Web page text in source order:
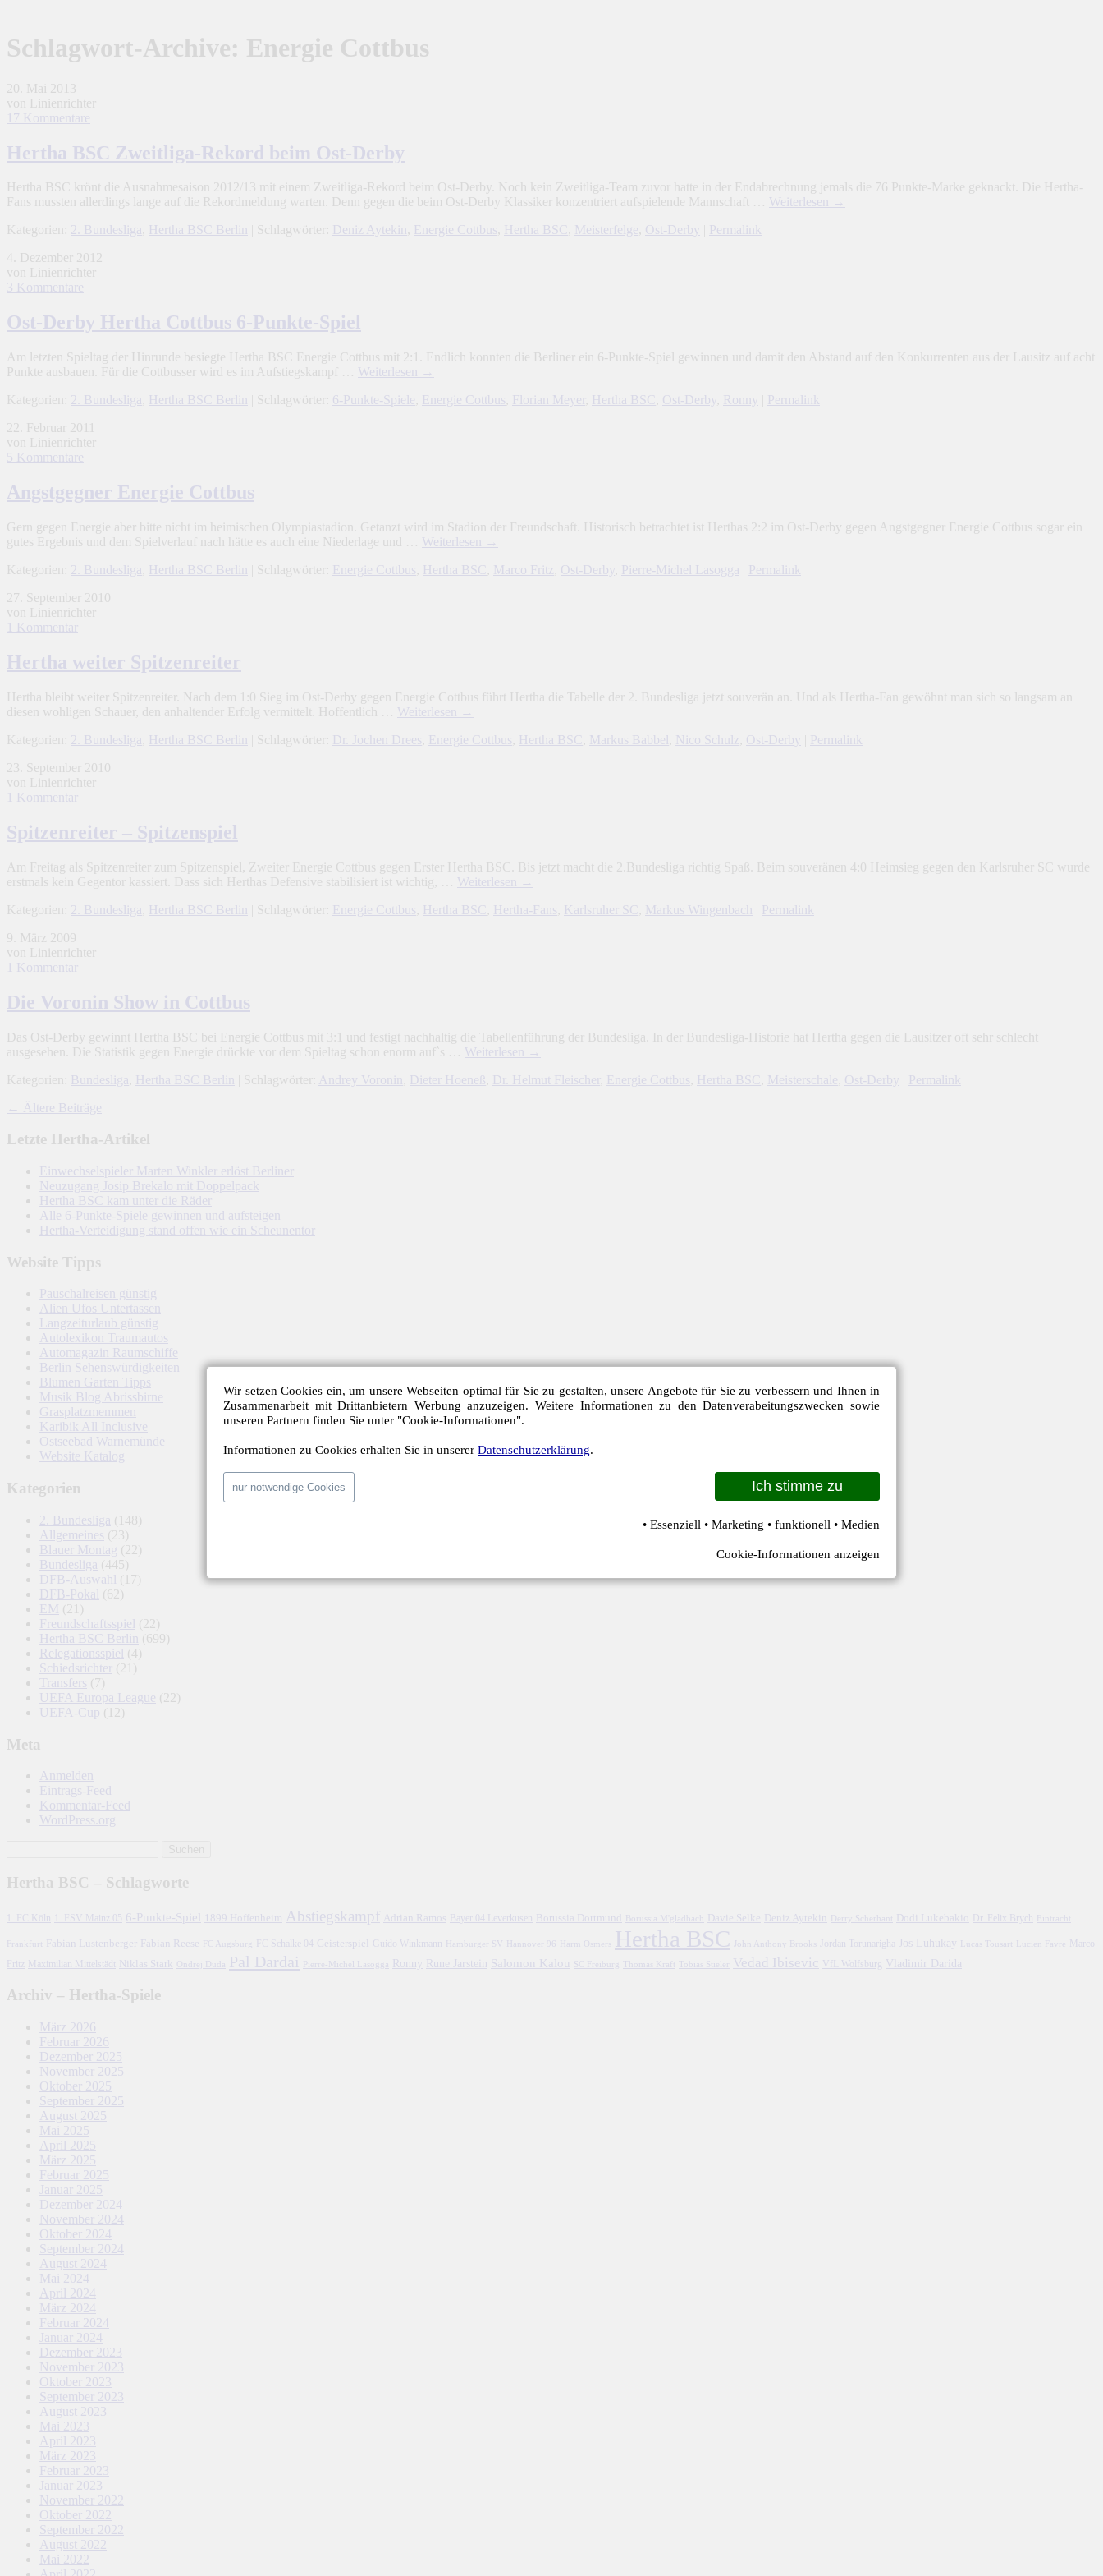
Schlagwort-Archive: Energie Cottbus
20. Mai 2013
von Linienrichter
17 Kommentare
Hertha BSC Zweitliga-Rekord beim Ost-Derby
Hertha BSC krönt die Ausnahmesaison 2012/13 mit einem Zweitliga-Rekord beim Ost-Derby. Noch kein Zweitliga-Team zuvor hatte in der Endabrechnung jemals die 76 Punkte-Marke geknackt. Die Hertha-
Fans mussten allerdings lange auf die Rekordmeldung warten. Denn gegen die beim Ost-Derby Klassiker konzentriert aufspielende Mannschaft … Weiterlesen →
Kategorien: 2. Bundesliga, Hertha BSC Berlin | Schlagwörter: Deniz Aytekin, Energie Cottbus, Hertha BSC , Meisterfelge, Ost-Derby
Permalink
4. Dezember 2012
von Linienrichter
3 Kommentare
Ost-Derby Hertha Cottbus 6-Punkte-Spiel
Am letzten Spieltag der Hinrunde besiegte Hertha BSC Energie Cottbus mit 2:1. Endlich konnten die Berliner ein 6-Punkte-Spiel gewinnen und damit den Abstand auf den Konkurrenten aus der Lausitz auf acht
Punkte ausbauen. Für die Cottbusser wird es im Aufstiegskampf … Weiterlesen
→
Kategorien:
2. Bundesliga Hertha BSC Berlin | Schlagwörter: 6-Punkte-Spiele Energie Cottbus Florian Meyer Hertha BSC Ost-Derby Ronny
Permalink
22. Februar 2011
von Linienrichter
5 Kommentare
Angstgegner Energie Cottbus
Gern gegen Energie aber bitte nicht im heimischen Olympiastadion. Getanzt wird im Stadion der Freundschaft. Historisch betrachtet ist Herthas 2:2 im Ost-Derby gegen Angstgegner Energie Cottbus sogar ein
gutes Ergebnis und dem Spielverlauf nach hätte es auch eine Niederlage und … Weiterlesen
→
Kategorien:
2. Bundesliga Hertha BSC Berlin | Schlagwörter: Energie Cottbus Hertha BSC Marco Fritz Ost-Derby Pierre-Michel Lasogga
Permalink
27. September 2010
von Linienrichter
1 Kommentar
Hertha weiter Spitzenreiter
Hertha bleibt weiter Spitzenreiter. Nach dem 1:0 Sieg im Ost-Derby gegen Energie Cottbus führt Hertha die Tabelle der 2. Bundesliga jetzt souverän an. Und als Hertha-Fan gewöhnt man sich so langsam an
diesen wohligen Schauer, den anhaltender Erfolg vermittelt. Hoffentlich … Weiterlesen
→
Kategorien:
2. Bundesliga Hertha BSC Berlin | Schlagwörter: Dr. Jochen Drees Energie Cottbus Hertha BSC Markus Babbel Nico Schulz Ost-Derby
Permalink
23. September 2010
von Linienrichter
1 Kommentar
Spitzenreiter – Spitzenspiel
Am Freitag als Spitzenreiter zum Spitzenspiel, Zweiter Energie Cottbus gegen Erster Hertha BSC. Bis jetzt macht die 2.Bundesliga richtig Spaß. Beim souveränen 4:0 Heimsieg gegen den Karlsruher SC wurde
erstmals kein Gegentor kassiert. Dass sich Herthas Defensive stabilisiert ist wichtig, … Weiterlesen
→
Kategorien:
2. Bundesliga Hertha BSC Berlin | Schlagwörter: Energie Cottbus Hertha BSC Hertha-Fans Karlsruher SC Markus Wingenbach
Permalink
9. März 2009
von Linienrichter
1 Kommentar
Die Voronin Show in Cottbus
Das Ost-Derby gewinnt Hertha BSC bei Energie Cottbus mit 3:1 und festigt nachhaltig die Tabellenführung der Bundesliga. In der Bundesliga-Historie hat Hertha gegen die Lausitzer oft sehr schlecht
ausgesehen. Die Statistik gegen Energie drückte vor dem Spieltag schon enorm auf`s … Weiterlesen
→
Kategorien:
Bundesliga Hertha BSC Berlin | Schlagwörter: Andrey Voronin Dieter Hoeneß Dr. Helmut Fleischer Energie Cottbus Hertha BSC Meisterschale Ost-Derby
Permalink
←
Ältere Beiträge
Letzte Hertha-Artikel
Einwechselspieler Marten Winkler erlöst Berliner
Neuzugang Josip Brekalo mit Doppelpack
Hertha BSC kam unter die Räder
Alle 6-Punkte-Spiele gewinnen und aufsteigen
Hertha-Verteidigung stand offen wie ein Scheunentor
Website Tipps
Pauschalreisen günstig
Alien Ufos Untertassen
Langzeiturlaub günstig
Autolexikon Traumautos
Automagazin Raumschiffe
Berlin Sehenswürdigkeiten
Blumen Garten Tipps
Musik Blog Abrissbirne
Grasplatzmemmen
Karibik All Inclusive
Ostseebad Warnemünde
Website Katalog
Kategorien
2. Bundesliga (148)
Allgemeines (23)
Blauer Montag (22)
Bundesliga (445)
DFB-Auswahl
(17)
DFB-Pokal (62)
EM (21)
Freundschaftsspiel (22)
Hertha BSC Berlin
(699)
Relegationsspiel (4)
Schiedsrichter
(21)
Transfers (7)
UEFA Europa League (22)
UEFA-Cup (12)
Meta
Anmelden
Eintrags-Feed
Kommentar-Feed
WordPress.org
Hertha BSC – Schlagworte
1. FC Köln 1. FSV Mainz 05 6-Punkte-Spiel 1899 Hoffenheim Abstiegskampf Adrian Ramos Bayer 04 Leverkusen Borussia Dortmund Borussia M'gladbach Davie Selke Deniz Aytekin Derry Scherhant Dodi Lukebakio Dr. Felix Brych
Fabian Lustenberger Fabian Reese FC Schalke 04 Geisterspiel Guido Winkmann Hamburger SV Hertha BSC Jordan Torunarigha Jos Luhukay
Marco
Maximilian Mittelstädt Niklas Stark Pal Dardai Pierre-Michel Lasogga Ronny Rune Jarstein Salomon Kalou SC Freiburg Thomas Kraft Tobias Stieler Vedad Ibisevic VfL Wolfsburg Vladimir Darida
Archiv – Hertha-Spiele
März 2026
Februar 2026
Dezember 2025
November 2025
Oktober 2025
September 2025
August 2025
Mai 2025
April 2025
März 2025
Februar 2025
Januar 2025
Dezember 2024
November 2024
Oktober 2024
September 2024
August 2024
Mai 2024
April 2024
März 2024
Februar 2024
Januar 2024
Dezember 2023
November 2023
Oktober 2023
September 2023
August 2023
Mai 2023
April 2023
März 2023
Februar 2023
Januar 2023
November 2022
Oktober 2022
September 2022
August 2022
Mai 2022
Wir setzen Cookies ein, um unsere Webseiten optimal für Sie zu gestalten, unsere Angebote für Sie zu verbessern und Ihnen in
Zusammenarbeit mit Drittanbietern Werbung anzuzeigen. Weitere Informationen zu den Datenverabeitungszwecken sowie
unseren Partnern finden Sie unter "Cookie-Informationen".
Informationen zu Cookies erhalten Sie in unserer Datenschutzerklärung.
nur notwendige Cookies Ich stimme zu
• Essenziell • Marketing • funktionell • Medien
Cookie-Informationen anzeigen